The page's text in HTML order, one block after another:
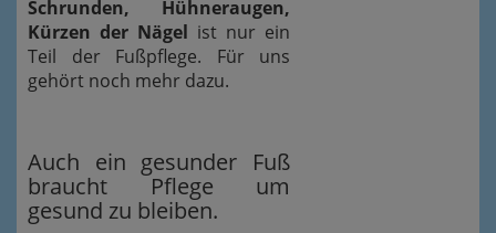
Schrunden, Hühneraugen,
Kürzen der Nägel ist nur ein
Teil der Fußpflege. Für uns
gehört noch mehr dazu.
Auch ein gesunder Fuß
braucht Pflege um
gesund zu bleiben.